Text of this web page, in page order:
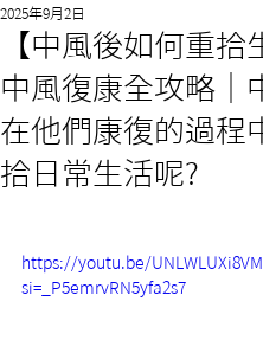
【中風後如何重拾
中風復康全攻略｜
在他們康復的過程
拾日常生活呢?
2025年9月2日
https://youtu.be/
si=_P5emrvRN5yfa2s7